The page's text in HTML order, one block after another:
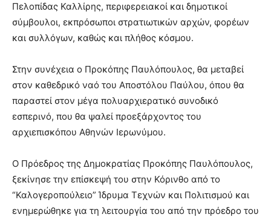
Πελοπίδας Καλλίρης, περιφερειακοί και δημοτικοί
σύμβουλοι, εκπρόσωποι στρατιωτικών αρχών, φορέων
και συλλόγων, καθώς και πλήθος κόσμου.
Στην συνέχεια ο Προκόπης Παυλόπουλος, θα μεταβεί
στον καθεδρικό ναό του Αποστόλου Παύλου, όπου θα
παραστεί στον μέγα πολυαρχιερατικό συνοδικό
εσπερινό, που θα ψαλεί προεξάρχοντος του
αρχιεπισκόπου Αθηνών Ιερωνύμου.
Ο Πρόεδρος της Δημοκρατίας Προκόπης Παυλόπουλος,
ξεκίνησε την επίσκεψή του στην Κόρινθο από το
“Καλογεροπούλειο” Ίδρυμα Τεχνών και Πολιτισμού και
ενημερώθηκε για τη λειτουργία του από την πρόεδρο του